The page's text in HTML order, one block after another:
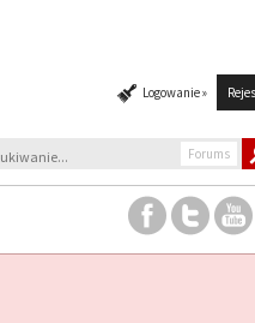
Logowanie »
Forums